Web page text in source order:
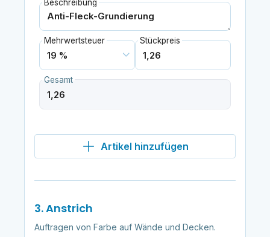
Beschreibung
Mehrwertsteuer Stückpreis
Gesamt
Artikel hinzufügen
3. Anstrich
Auftragen von Farbe auf Wände und Decken.